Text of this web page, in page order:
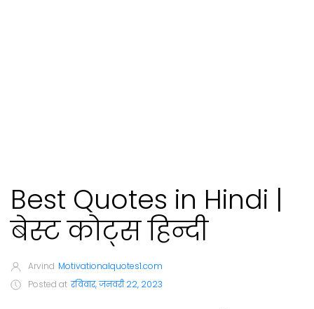
Best Quotes in Hindi |
बेस्ट कोट्स हिन्दी
Arvind Motivationalquotes1.com
Posted at रविवार, जनवरी 22, 2023